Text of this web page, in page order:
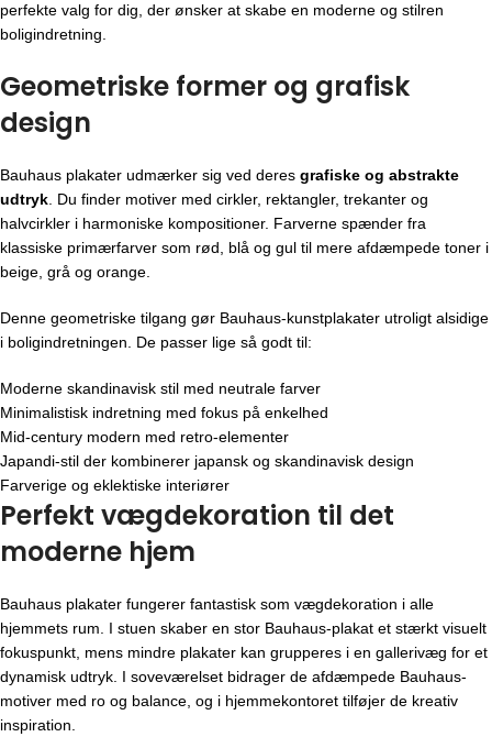
perfekte valg for dig, der ønsker at skabe en moderne og stilren
boligindretning.
Geometriske former og grafisk
design
Bauhaus plakater udmærker sig ved deres grafiske og abstrakte
udtryk . Du finder motiver med cirkler, rektangler, trekanter og
halvcirkler i harmoniske kompositioner. Farverne spænder fra
klassiske primærfarver som rød, blå og gul til mere afdæmpede toner i
beige, grå og orange.
Denne geometriske tilgang gør Bauhaus-kunstplakater utroligt alsidige
i boligindretningen. De passer lige så godt til:
Moderne skandinavisk stil med neutrale farver
Minimalistisk indretning med fokus på enkelhed
Mid-century modern med retro-elementer
Japandi-stil der kombinerer japansk og skandinavisk design
Farverige og eklektiske interiører
Perfekt vægdekoration til det
moderne hjem
Bauhaus plakater fungerer fantastisk som vægdekoration i alle
hjemmets rum. I stuen skaber en stor Bauhaus-plakat et stærkt visuelt
fokuspunkt, mens mindre plakater kan grupperes i en gallerivæg for et
dynamisk udtryk. I soveværelset bidrager de afdæmpede Bauhaus-
motiver med ro og balance, og i hjemmekontoret tilføjer de kreativ
inspiration.